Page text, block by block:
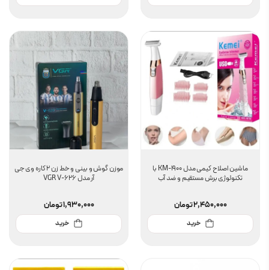
ماشین اصلاح کیمی مدل KM-1900 با
تکنولوژی برش مستقیم و ضد آب
2,450,000تومان
خرید
موزن گوش و بینی و خط زن 2 کاره وی جی
آر مدل VGR V-626
1,930,000تومان
خرید